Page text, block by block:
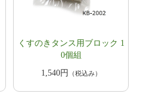
くすのきタンス用ブロック 1
0個組
1,540円
（税込み）